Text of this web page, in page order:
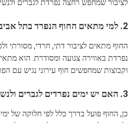
לציבור שמחפש רחצה נפרדת לגברים
2. למי מתאים החוף הנפרד בתל אביב?
החוף מתאים לציבור דתי, חרדי, מסורתי
נפרדת באווירה צנועה ומסודרת. הוא
וקבוצות שמחפשים חוף עירוני נגיש עם
3. האם יש ימים נפרדים לגברים ולנשים?
כן, החוף פועל בדרך כלל לפי חלוקה של